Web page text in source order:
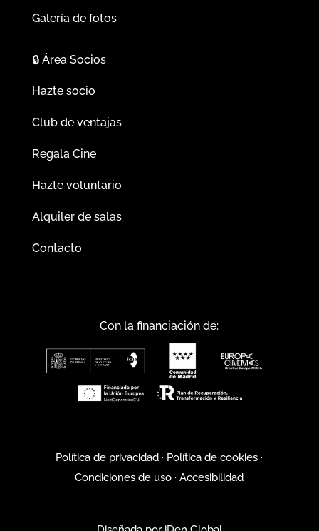
Galería de fotos
🔒Área Socios
Hazte socio
Club de ventajas
Regala Cine
Hazte voluntario
Alquiler de salas
Contacto
Con la financiación de:
Política de privacidad · Política de cookies ·
Condiciones de uso ·Accesibilidad